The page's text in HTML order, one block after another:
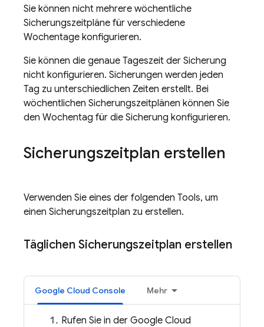
Sie können nicht mehrere wöchentliche
Sicherungszeitpläne für verschiedene
Wochentage konfigurieren.
Sie können die genaue Tageszeit der Sicherung
nicht konfigurieren. Sicherungen werden jeden
Tag zu unterschiedlichen Zeiten erstellt. Bei
wöchentlichen Sicherungszeitplänen können Sie
den Wochentag für die Sicherung konfigurieren.
Sicherungszeitplan erstellen
Verwenden Sie eines der folgenden Tools, um
einen Sicherungszeitplan zu erstellen.
Täglichen Sicherungszeitplan erstellen
Google Cloud Console Mehr
Rufen Sie in der Google Cloud